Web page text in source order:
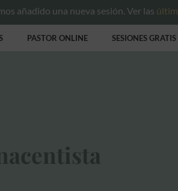
añadido una nueva sesión. Ver las
PASTOR ONLINE SESIONES GRATIS